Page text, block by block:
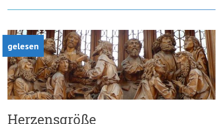
gelesen
Herzensgröße